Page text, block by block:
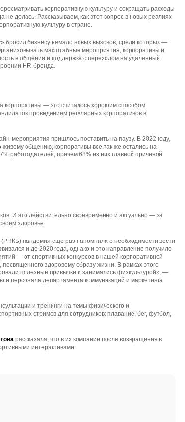
корпоративную культуру и сокращать расходы
не делась. Рассказываем, как этот вопрос в новых реалиях
культуру в стране.
бросил бизнесу немало новых вызовов, среди которых —
масштабные мероприятия, корпоративы и
в общении и поддержке с переходом на удаленный
HR-бренда.
корпоративы — это считалось хорошим способом
проведением регулярных корпоративов в
мероприятия пришлось поставить на паузу. В 2022 году,
живому общению, корпоративы все так же остались на
работодателей, причем 68% из них главной причиной
И это действительно своевременно и актуально — за
здоровье.
(РНКБ) пандемия еще раз напомнила о необходимости вести
и до 2020 года, однако и это направление получило
— от спортивных конкурсов в нашей корпоративной
здоровому образу жизни. В рамках этого
полезные привычки и занимались физкультурой», —
и персонала департамента коммуникаций и маркетинга
и тренинги на темы физического и
стримов для сотрудников: плавание, бег, футбол,
рассказала, что в их компании после возвращения в
интерактивами.